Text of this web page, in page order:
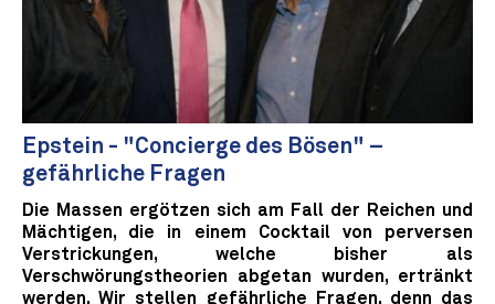
Epstein - "Concierge des Bösen" –
gefährliche Fragen
Die Massen ergötzen sich am Fall der Reichen und
Mächtigen, die in einem Cocktail von perversen
Verstrickungen, welche bisher als
Verschwörungstheorien abgetan wurden, ertränkt
werden. Wir stellen gefährliche Fragen, denn das